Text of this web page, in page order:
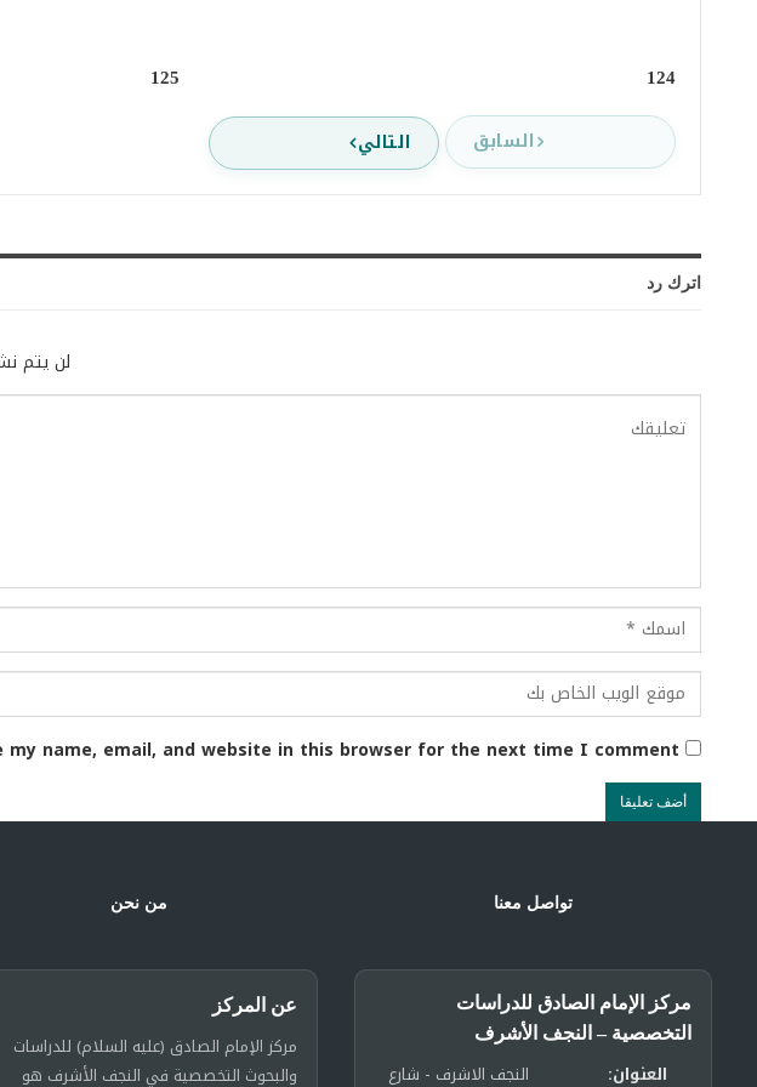
124
125
السابق التالي
اترك رد
لن يتم
my name, email, and website in this browser for the next time I comment.
تواصل معنا
مركز الإمام الصادق للدراسات
التخصصية – النجف الأشرف
العنوان: النجف الاشرف - شارع
من نحن
عن المركز
مركز الإمام الصادق (عليه السلام) للدراسات
والبحوث التخصصية في النجف الأشرف هو